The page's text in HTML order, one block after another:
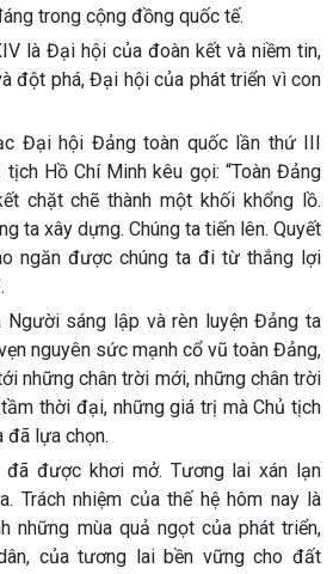
trong cộng đồng quốc tế.
là Đại hội của đoàn kết và niềm tin,
đột phá, Đại hội của phát triển vì con
Đại hội Đảng toàn quốc lần thứ III
Hồ Chí Minh kêu gọi: “Toàn Đảng
chặt chẽ thành một khối khổng lồ.
ta xây dựng. Chúng ta tiến lên. Quyết
ngăn được chúng ta đi từ thắng lợi
sáng lập và rèn luyện Đảng ta
nguyên sức mạnh cổ vũ toàn Đảng,
những chân trời mới, những chân trời
thời đại, những giá trị mà Chủ tịch
đã lựa chọn.
được khơi mở. Tương lai xán lạn
Trách nhiệm của thế hệ hôm nay là
những mùa quả ngọt của phát triển,
của tương lai bền vững cho đất